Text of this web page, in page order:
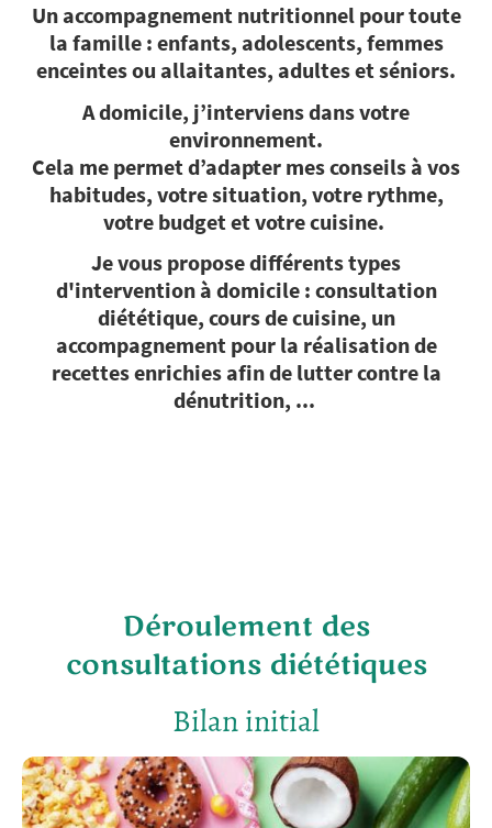
Un accompagnement nutritionnel pour toute
la famille : enfants, adolescents, femmes
enceintes ou allaitantes, adultes et séniors.
A domicile, j’interviens dans votre
environnement.
Cela me permet d’adapter mes conseils à vos
habitudes, votre situation, votre rythme,
votre budget et votre cuisine.
Je vous propose différents types
d'intervention à domicile : consultation
diététique, cours de cuisine, un
accompagnement pour la réalisation de
recettes enrichies afin de lutter contre la
dénutrition, ...
Déroulement des
consultations diététiques
Bilan initial